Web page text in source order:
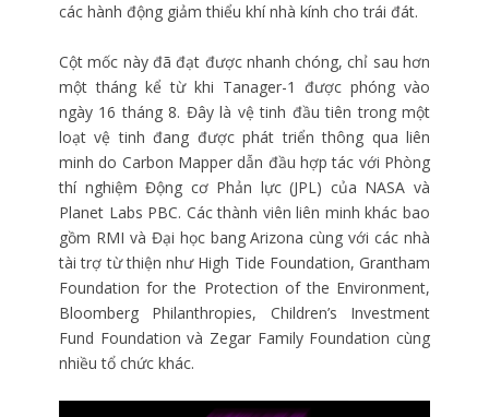
các hành động giảm thiểu khí nhà kính cho trái đát.
Cột mốc này đã đạt được nhanh chóng, chỉ sau hơn
một tháng kể từ khi Tanager-1 được phóng vào
ngày 16 tháng 8. Đây là vệ tinh đầu tiên trong một
loạt vệ tinh đang được phát triển thông qua liên
minh do Carbon Mapper dẫn đầu hợp tác với Phòng
thí nghiệm Động cơ Phản lực (JPL) của NASA và
Planet Labs PBC. Các thành viên liên minh khác bao
gồm RMI và Đại học bang Arizona cùng với các nhà
tài trợ từ thiện như High Tide Foundation, Grantham
Foundation for the Protection of the Environment,
Bloomberg Philanthropies, Children’s Investment
Fund Foundation và Zegar Family Foundation cùng
nhiều tổ chức khác.